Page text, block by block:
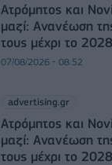
Ατρόμητος και
μαζί: Ανανέωση
τους μέχρι το 2028
07/08/2026 - 08:52
advertising.gr
Ατρόμητος και
μαζί: Ανανέωση
τους μέχρι το 2028